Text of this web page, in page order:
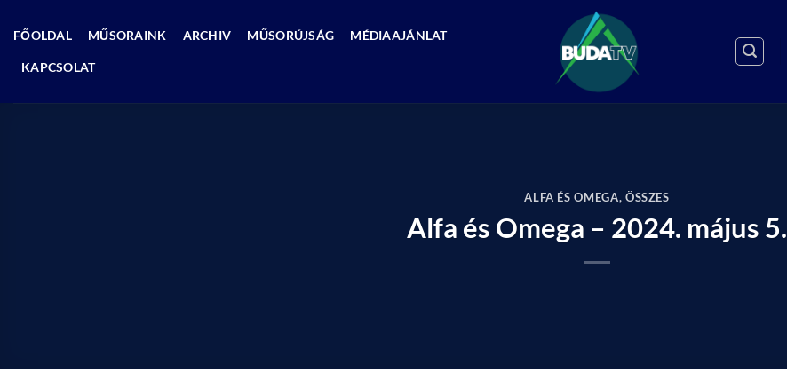
FŐOLDAL MŰSORAINK ARCHIV MŰSORÚJSÁG MÉDIAAJÁNLAT
KAPCSOLAT
ALFA ÉS OMEGA, ÖSSZES
Alfa és Omega – 2024. május 5.